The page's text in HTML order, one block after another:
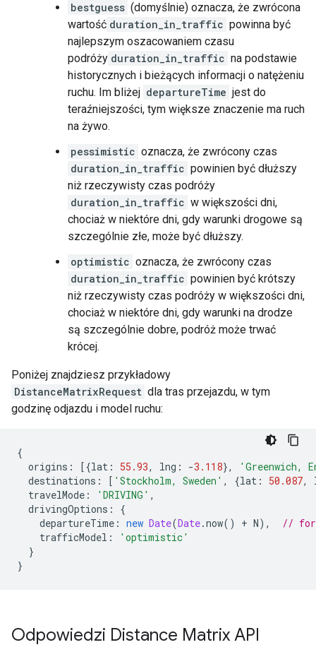
bestguess (domyślnie) oznacza, że zwrócona
wartość duration_in_traffic powinna być
najlepszym oszacowaniem czasu
podróży duration_in_traffic na podstawie
historycznych i bieżących informacji o natężeniu
ruchu. Im bliżej departureTime jest do
teraźniejszości, tym większe znaczenie ma ruch
na żywo.
pessimistic oznacza, że zwrócony czas
duration_in_traffic powinien być dłuższy
niż rzeczywisty czas podróży
duration_in_traffic w większości dni,
chociaż w niektóre dni, gdy warunki drogowe są
szczególnie złe, może być dłuższy.
optimistic oznacza, że zwrócony czas
duration_in_traffic powinien być krótszy
niż rzeczywisty czas podróży w większości dni,
chociaż w niektóre dni, gdy warunki na drodze
są szczególnie dobre, podróż może trwać
krócej.
Poniżej znajdziesz przykładowy
DistanceMatrixRequest dla tras przejazdu, w tym
godzinę odjazdu i model ruchu:
{
origins : [{lat : 55.93, lng : -3.118},
'Greenwich,
destinations : [ 'Stockholm, Sweden' , {lat : 50.087,
travelMode : 'DRIVING' ,
drivingOptions :
{
departureTime : new Date(Date.now() + N),
// for
trafficModel :
'optimistic'
}
}
Odpowiedzi Distance Matrix API